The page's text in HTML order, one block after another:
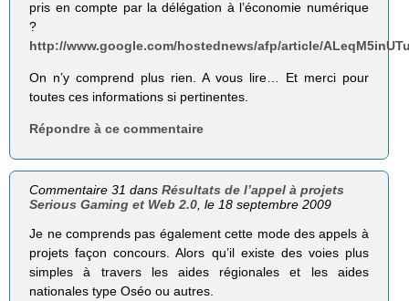
pris en compte par la délégation à l’économie numérique
?
http://www.google.com/hostednews/afp/article/
On n’y comprend plus rien. A vous lire… Et merci pour
toutes ces informations si pertinentes.
Répondre à ce commentaire
Commentaire 31 dansRésultats de l’appel à projets
Serious Gaming et Web 2.0 , le 18 septembre 2009
Je ne comprends pas également cette mode des appels à
projets façon concours. Alors qu’il existe des voies plus
simples à travers les aides régionales et les aides
nationales type Oséo ou autres.